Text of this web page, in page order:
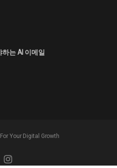
는 AI 이메일
Your Digital Growth
instagram